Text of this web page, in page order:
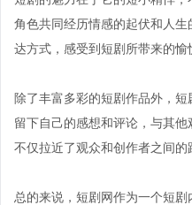
角色共同经历情感的起伏和人
达方式，感受到短剧所带来的愉
除了丰富多彩的短剧作品外，
留下自己的感想和评论，与其
不仅拉近了观众和创作者之间
总的来说，短剧网作为一个短